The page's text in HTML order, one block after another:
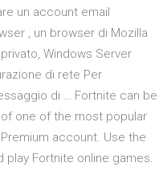
un account email
, un browser di Mozilla
Windows Server
di rete Per
di … Fortnite can be
of one of the most popular
account. Use the
Fortnite online games.